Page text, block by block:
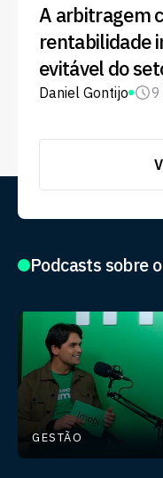
A arbitragem
rentabilidade
evitável do
Daniel Gontijo 9
Podcasts sobre
GESTÃO